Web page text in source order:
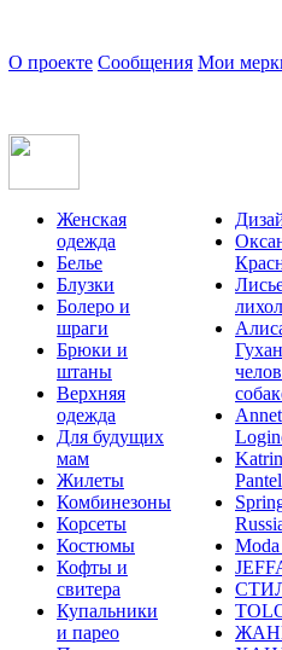
О проекте Сообщения Мои
Женская
одежда
Белье
Блузки
Болеро и
шраги
Брюки и
штаны
Верхняя
одежда
Для будущих
мам
Жилеты
Комбинезоны
Корсеты
Костюмы
Кофты и
свитера
Купальники
и парео
Annet